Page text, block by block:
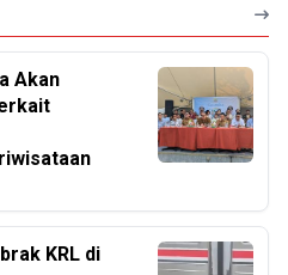
Akan
KRL di